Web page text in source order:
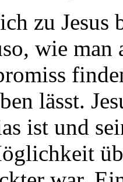
zu Jesus
wie
lässt.
ist und